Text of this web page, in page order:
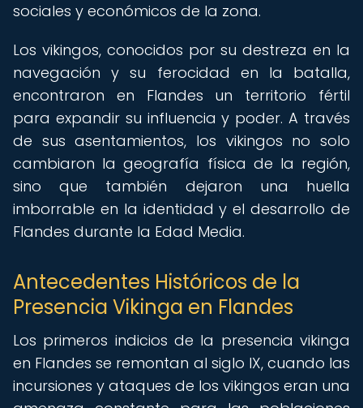
sociales y económicos de la zona.
Los vikingos, conocidos por su destreza en la
navegación y su ferocidad en la batalla,
encontraron en Flandes un territorio fértil
para expandir su influencia y poder. A través
de sus asentamientos, los vikingos no solo
cambiaron la geografía física de la región,
sino que también dejaron una huella
imborrable en la identidad y el desarrollo de
Flandes durante la Edad Media.
Antecedentes Históricos de la
Presencia Vikinga en Flandes
Los primeros indicios de la presencia vikinga
en Flandes se remontan al siglo IX, cuando las
incursiones y ataques de los vikingos eran una